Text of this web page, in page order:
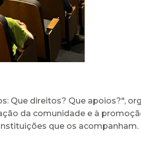
Que direitos? Que apoios?",
da comunidade e à
que os acompanham.